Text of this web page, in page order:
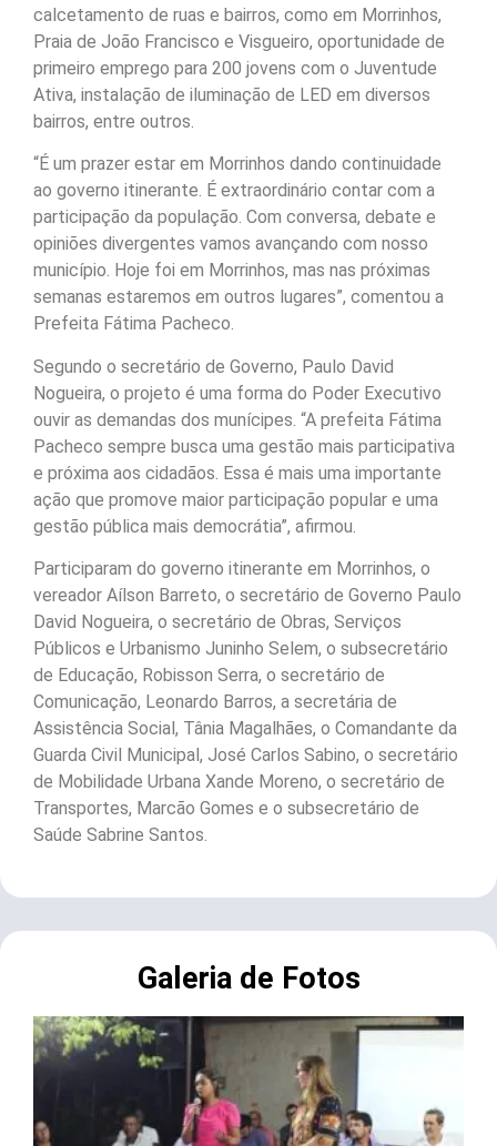
calcetamento de ruas e bairros, como em Morrinhos,
Praia de João Francisco e Visgueiro, oportunidade de
primeiro emprego para 200 jovens com o Juventude
Ativa, instalação de iluminação de LED em diversos
bairros, entre outros.
“É um prazer estar em Morrinhos dando continuidade
ao governo itinerante. É extraordinário contar com a
participação da população. Com conversa, debate e
opiniões divergentes vamos avançando com nosso
município. Hoje foi em Morrinhos, mas nas próximas
semanas estaremos em outros lugares”, comentou a
Prefeita Fátima Pacheco.
Segundo o secretário de Governo, Paulo David
Nogueira, o projeto é uma forma do Poder Executivo
ouvir as demandas dos munícipes. “A prefeita Fátima
Pacheco sempre busca uma gestão mais participativa
e próxima aos cidadãos. Essa é mais uma importante
ação que promove maior participação popular e uma
gestão pública mais democrátia”, afirmou.
Participaram do governo itinerante em Morrinhos, o
vereador Aílson Barreto, o secretário de Governo Paulo
David Nogueira, o secretário de Obras, Serviços
Públicos e Urbanismo Juninho Selem, o subsecretário
de Educação, Robisson Serra, o secretário de
Comunicação, Leonardo Barros, a secretária de
Assistência Social, Tânia Magalhães, o Comandante da
Guarda Civil Municipal, José Carlos Sabino, o secretário
de Mobilidade Urbana Xande Moreno, o secretário de
Transportes, Marcão Gomes e o subsecretário de
Saúde Sabrine Santos.
Galeria de Fotos